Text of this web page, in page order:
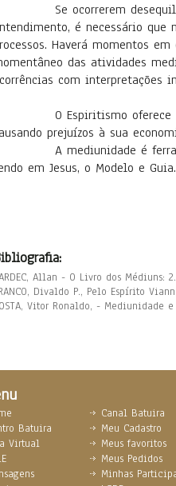
Se ocorrerem desequilíbrios
é necessário que
Haverá momentos
das atividades
com interpretações
O Espiritismo oferece
prejuízos à sua
A mediunidade é
em Jesus, o Modelo e Guia.
Allan - O Livro dos Médiuns:
Divaldo P., Pelo Espírito
Vitor Ronaldo, - Mediunidade
Batuira
Virtual
Canal Batuira
Meu Cadastro
Meus favoritos
Meus Pedidos
Minhas